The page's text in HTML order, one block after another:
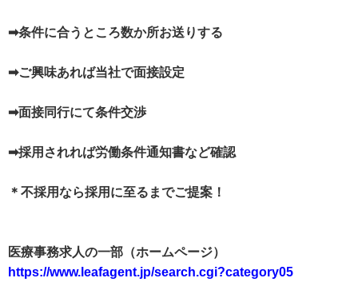
➡条件に合うところ数か所お送りする
➡ご興味あれば当社で面接設定
➡面接同行にて条件交渉
➡採用されれば労働条件通知書など確認
＊不採用なら採用に至るまでご提案！
医療事務求人の一部（ホームページ）
https://www.leafagent.jp/search.cgi?category05